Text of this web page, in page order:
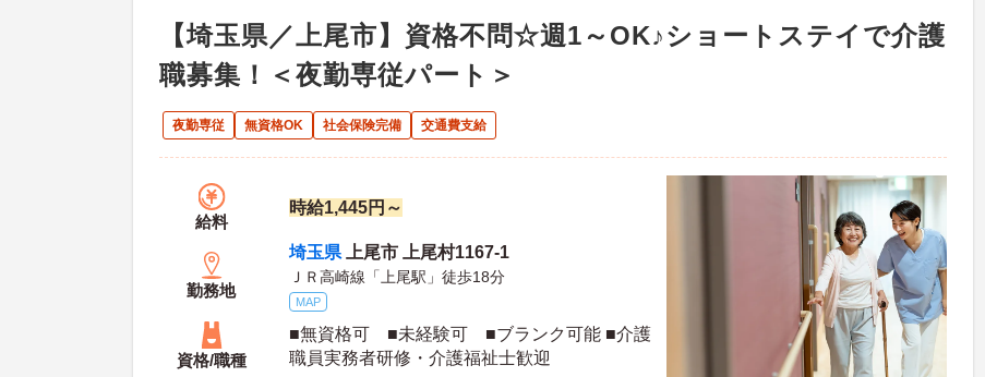
【埼玉県／上尾市】資格不問☆週1～OK♪ショートステイで介護
職募集！＜夜勤専従パート＞
夜勤専従 無資格OK 社会保険完備 交通費支給
給料
時給1,445円～
勤務地
埼玉県 上尾市 上尾村1167‐1
ＪＲ高崎線「上尾駅」徒歩18分
MAP
資格/職種
■無資格可 ■未経験可 ■ブランク可能 ■介護
職員実務者研修・介護福祉士歓迎